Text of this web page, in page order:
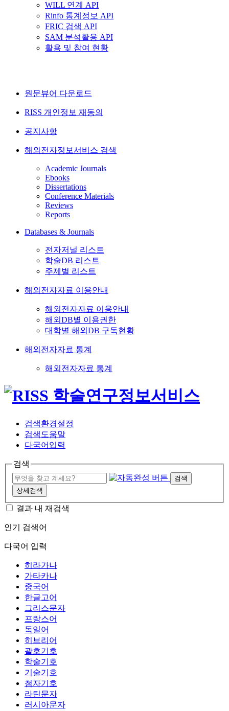
WILL 연계 API
Rinfo 통계정보 API
FRIC 검색 API
SAM 분석활용 API
활용 및 참여 현황
원문뷰어 다운로드
RISS 개인정보 재동의
공지사항
해외전자정보서비스 검색
Academic Journals
Ebooks
Dissertations
Conference Materials
Reviews
Reports
Databases & Journals
전자저널 리스트
학술DB 리스트
주제별 리스트
해외전자자료 이용안내
해외전자자료 이용안내
해외DB별 이용권한
대학별 해외DB 구독현황
해외전자자료 통계
해외전자자료 통계
검색환경설정
검색도움말
다국어입력
검색
검색
상세검색
결과 내 재검색
인기 검색어
다국어 입력
히라가나
가타카나
중국어
한글고어
그리스문자
프랑스어
독일어
히브리어
괄호기호
학술기호
기술기호
첨자기호
라틴문자
러시아문자